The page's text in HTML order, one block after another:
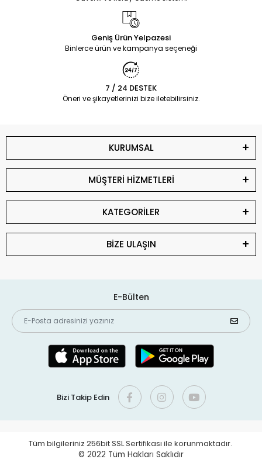
Geniş Ürün Yelpazesi
Binlerce ürün ve kampanya seçeneği
7 / 24 DESTEK
Öneri ve şikayetlerinizi bize iletebilirsiniz.
KURUMSAL
MÜŞTERİ HİZMETLERİ
KATEGORİLER
BİZE ULAŞIN
E-Bülten
Bizi Takip Edin
Tüm bilgileriniz 256bit SSL Sertifikası ile korunmaktadır.
© 2022 Tüm Hakları Saklıdır